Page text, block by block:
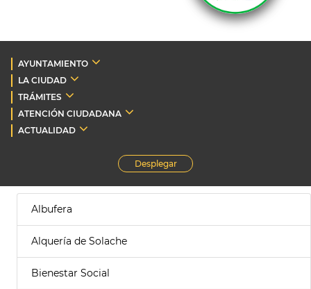
AYUNTAMIENTO
LA CIUDAD
TRÁMITES
ATENCIÓN CIUDADANA
ACTUALIDAD
Desplegar
Albufera
Alquería de Solache
Bienestar Social